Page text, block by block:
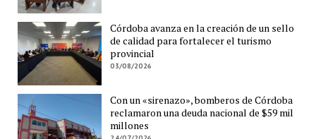
Córdoba avanza en la creación de un sello
de calidad para fortalecer el turismo
provincial
03/08/2026
Con un «sirenazo», bomberos de Córdoba
reclamaron una deuda nacional de $59 mil
millones